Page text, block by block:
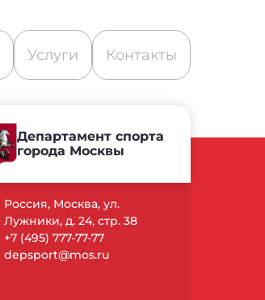
Услуги Контакты
Департамент спорта
города Москвы
Россия, Москва, ул.
Лужники, д. 24, стр. 38
+7 (495) 777-77-77
depsport@mos.ru